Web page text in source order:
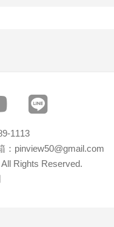
1113
：pinview50@gmail.com
Rights Reserved.